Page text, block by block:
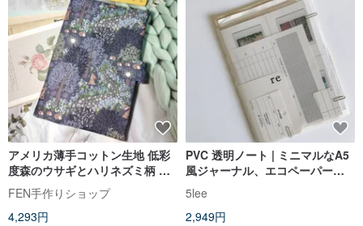
アメリカ薄手コットン生地 低彩
度森のウサギとハリネズミ柄 オ
ーダーメイドマグネットホック
式ブックカバー - 布製ブックカバ
ー - 手帳カバー
FEN手作りショップ
4,293円
PVC 透明ノート | ミニマルなA5
風ジャーナル、エコペーパーイ
ンサート付き
5lee
2,949円